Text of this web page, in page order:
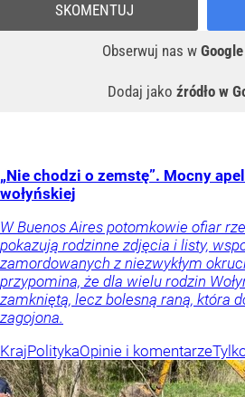
Obserwuj nas w
Dodaj jako źródło w
SKOMENTUJ
„Nie chodzi o zemstę”. Mocny
wołyńskiej
W Buenos Aires potomkowie ofiar
pokazują rodzinne zdjęcia i listy,
zamordowanych z niezwykłym
przypomina, że dla wielu rodzin
zamkniętą, lecz bolesną raną, która
zagojona.
KrajPolitykaOpinie i komentarze